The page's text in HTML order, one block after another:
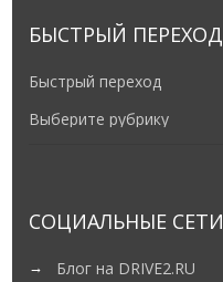
БЫСТРЫЙ ПЕРЕХОД
Быстрый переход
СОЦИАЛЬНЫЕ СЕТИ
Блог на DRIVE2.RU